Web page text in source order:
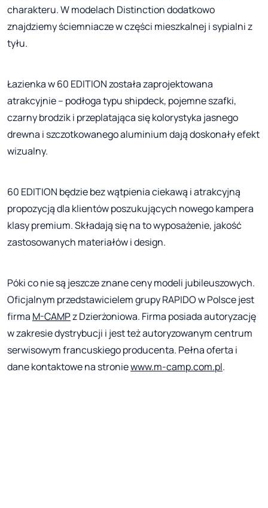
charakteru. W modelach Distinction dodatkowo
znajdziemy ściemniacze w części mieszkalnej i sypialni z
tyłu.
Łazienka w 60 EDITION została zaprojektowana
atrakcyjnie – podłoga typu shipdeck, pojemne szafki,
czarny brodzik i przeplatająca się kolorystyka jasnego
drewna i szczotkowanego aluminium dają doskonały efekt
wizualny.
60 EDITION będzie bez wątpienia ciekawą i atrakcyjną
propozycją dla klientów poszukujących nowego kampera
klasy premium. Składają się na to wyposażenie, jakość
zastosowanych materiałów i design.
Póki co nie są jeszcze znane ceny modeli jubileuszowych.
Oficjalnym przedstawicielem grupy RAPIDO w Polsce jest
firma M-CAMPz Dzierżoniowa. Firma posiada autoryzację
w zakresie dystrybucji i jest też autoryzowanym centrum
serwisowym francuskiego producenta. Pełna oferta i
dane kontaktowe na stroniewww.m-camp.com.pl.